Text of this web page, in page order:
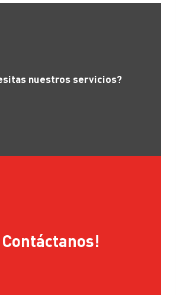
nuestros servicios?